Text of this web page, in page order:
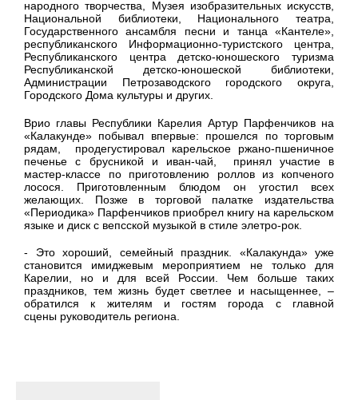
народного творчества, Музея изобразительных искусств,
Национальной библиотеки, Национального театра,
Государственного ансамбля песни и танца «Кантеле»,
республиканского Информационно-туристского центра,
Республиканского центра детско-юношеского туризма
Республиканской детско-юношеской библиотеки,
Администрации Петрозаводского городского округа,
Городского Дома культуры и других.
Врио главы Республики Карелия Артур Парфенчиков на
«Калакунде» побывал впервые: прошелся по торговым
рядам, продегустировал карельское ржано-пшеничное
печенье с брусникой и иван-чай, принял участие в
мастер-классе по приготовлению роллов из копченого
лосося. Приготовленным блюдом он угостил всех
желающих. Позже в торговой палатке издательства
«Периодика» Парфенчиков приобрел книгу на карельском
языке и диск с вепсской музыкой в стиле элетро-рок.
- Это хороший, семейный праздник. «Калакунда» уже
становится имиджевым мероприятием не только для
Карелии, но и для всей России. Чем больше таких
праздников, тем жизнь будет светлее и насыщеннее, –
обратился к жителям и гостям города с главной
сцены руководитель региона.